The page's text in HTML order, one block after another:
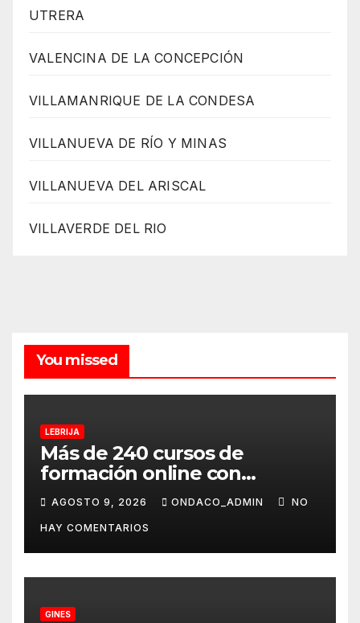
UTRERA
VALENCINA DE LA CONCEPCIÓN
VILLAMANRIQUE DE LA CONDESA
VILLANUEVA DE RÍO Y MINAS
VILLANUEVA DEL ARISCAL
VILLAVERDE DEL RIO
You missed
LEBRIJA
Más de 240 cursos de
formación online con
certificación oficial,
disponibles desde
septiembre a través del
programa Aula Mentor en
Lebrija
AGOSTO 9, 2026 ONDACO_ADMIN NO
HAY COMENTARIOS
GINES